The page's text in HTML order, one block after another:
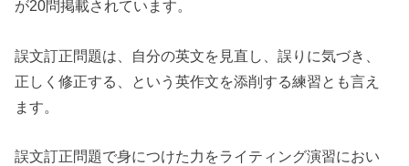
が20問掲載されています。
誤文訂正問題は、自分の英文を見直し、誤りに気づき、
正しく修正する、という英作文を添削する練習とも言え
ます。
誤文訂正問題で身につけた力をライティング演習におい